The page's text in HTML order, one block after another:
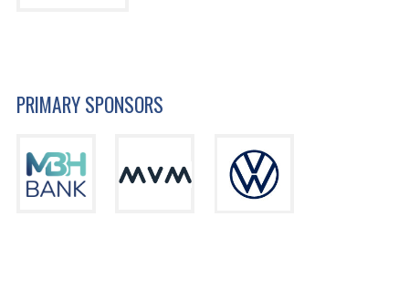
PRIMARY SPONSORS